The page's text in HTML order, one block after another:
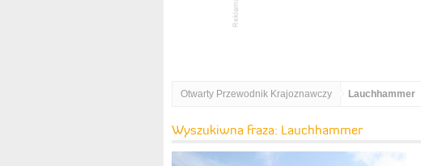
Otwarty Przewodnik Krajoznawczy Lauchhammer
Wyszukiwna fraza: Lauchhammer